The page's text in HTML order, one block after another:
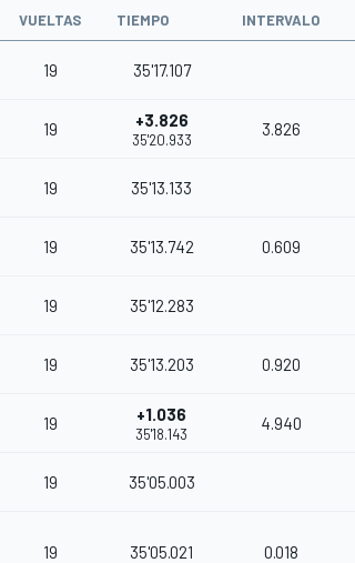
VUELTAS TIEMPO INTERVALO
19 35'17.107
19 +3.826
35'20.933
3.826
19 35'13.133
19 35'13.742 0.609
19 35'12.283
19 35'13.203 0.920
19 +1.036
35'18.143
4.940
19 35'05.003
19 35'05.021 0.018